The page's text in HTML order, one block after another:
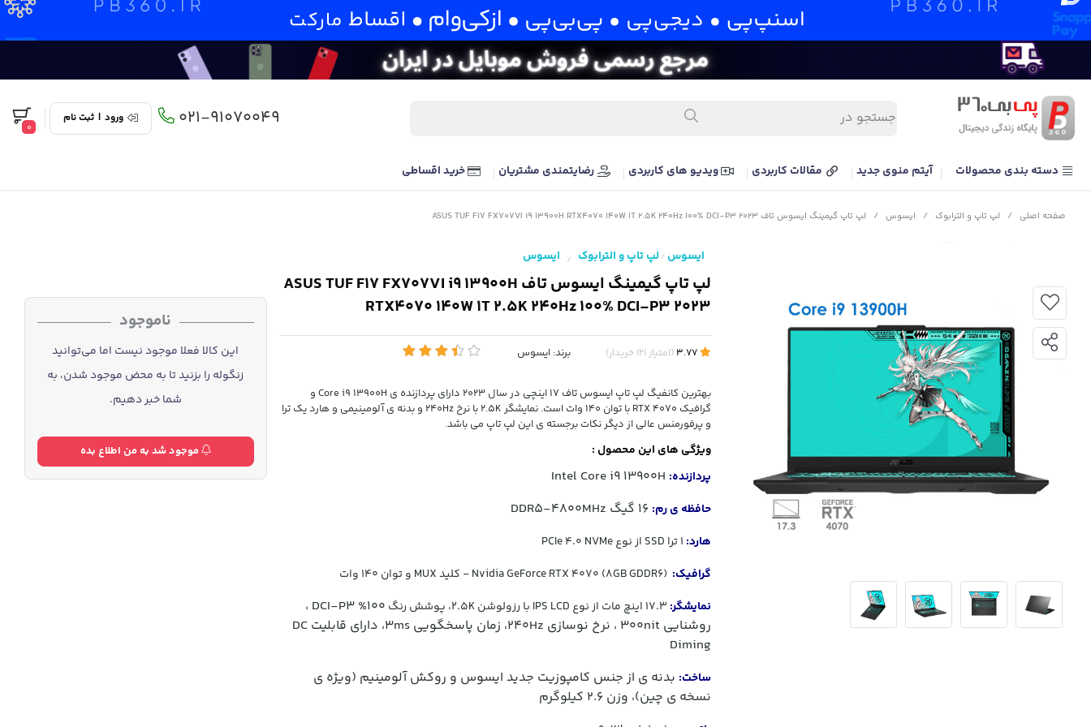
021-91070049 ورود | ثبت نام
0
دسته بندی محصولات آیتم منوی جدید مقالات کاربردی ویدیو های کاربردی رضایتمندی مشتریان خرید اقساطی
صفحه اصلی / لپ تاپ و الترابوک / ایسوس / لپ تاپ گیمینگ ایسوس تاف ASUS TUF F17 FX707VI i9 13900H RTX4070 140W 1T 2.5K 240Hz 100% DCI-P3 2023
ایسوس / لپ تاپ و الترابوک / ایسوس
لپ تاپ گیمینگ ایسوس تاف ASUS TUF F17 FX707VI i9 13900H
RTX4070 140W 1T 2.5K 240Hz 100% DCI-P3 2023
(امتیاز 121 خریدار) برند: ایسوس
بهترین کانفیگ لپ تاپ ایسوس تاف 17 اینچی در سال 2023 دارای پردازنده ی Core i9 13900H و
گرافیک RTX 4070 با توان 140 وات است. نمایشگر 2.5K با نرخ 240Hz و بدنه ی آلومینیمی و هارد یک ترا
و پرفورمنس عالی از دیگر نکات برجسته ی این لپ تاپ می باشد.
ویژگی های این محصول :
پردازنده:
حافظه ی رم:
هارد:
گرافیک: (8GB GDDR6) Nvidia GeForce RTX 4070 - کلید MUX و توان 140 وات
نمایشگر: 17.3 اینچ مات از نوع IPS LCD با رزولوشن 2.5K، پوشش رنگ 100% DCI-P3
،
روشنایی 300nit ، نرخ نوسازی 240Hz، زمان پاسخگویی 3ms، دارای قابلیت DC
Diming
ساخت: بدنه ی از جنس کامپوزیت جدید ایسوس و روکش آلومینیم (ویژه ی
نسخه ی چین)، وزن 2.6 کیلوگرم
ناموجود
این کالا فعلا موجود نیست اما می‌توانید
زنگوله را بزنید تا به محض موجود شدن، به
شما خبر دهیم.
موجود شد به من اطلاع بده